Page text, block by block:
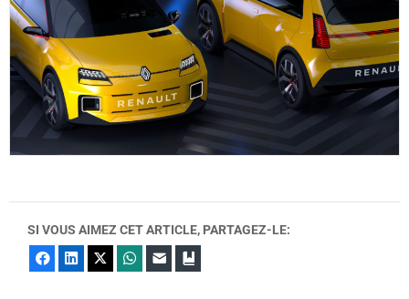
SI VOUS AIMEZ CET ARTICLE, PARTAGEZ-LE:
FacebookLinkedIn WhatsApp
E-mail